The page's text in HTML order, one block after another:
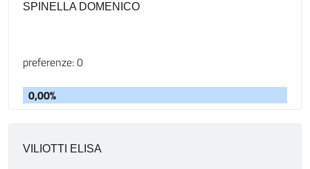
SPINELLA DOMENICO
preferenze: 0
0,00%
VILIOTTI ELISA